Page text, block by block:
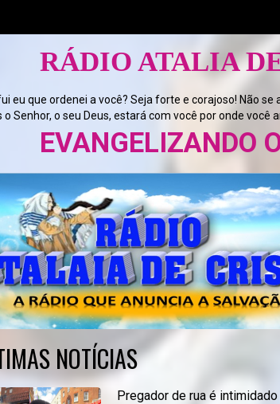
DE CRISTO
eu que ordenei a você? Seja forte e corajoso! Não se
o Senhor, o seu Deus, estará com você por onde você
O BRASIL E O
NOTÍCIAS
Pregador de rua é